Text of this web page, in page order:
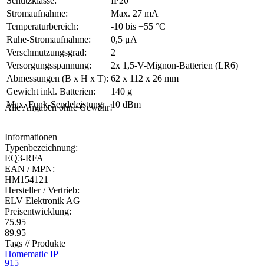
Stromaufnahme:
Max. 27 mA
Temperaturbereich:
-10 bis +55 °C
Ruhe-Stromaufnahme:
0,5 μA
Verschmutzungsgrad:
2
Versorgungsspannung:
2x 1,5-V-Mignon-Batterien (LR6)
Abmessungen (B x H x T): 62 x 112 x 26 mm
Gewicht inkl. Batterien:
140 g
Max. Funk-Sendeleistung: 10 dBm
Alle Angaben ohne Gewähr!
Informationen
Typenbezeichnung:
EQ3-RFA
EAN / MPN:
HM154121
Hersteller / Vertrieb:
ELV Elektronik AG
Preisentwicklung:
75.95
89.95
Tags // Produkte
Homematic IP
915